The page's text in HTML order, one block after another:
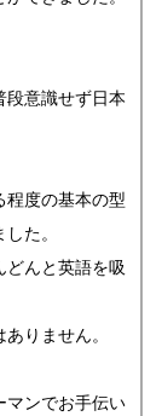
段意識せず日本
程度の基本の型
た。
どんと英語を吸
りません。
マンでお手伝い